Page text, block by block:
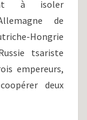
à isoler
de
Hongrie
tsariste
empereurs,
deux